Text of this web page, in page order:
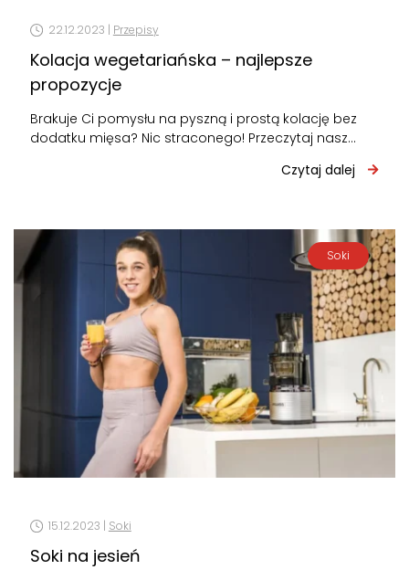
22.12.2023 | Przepisy
Kolacja wegetariańska – najlepsze
propozycje
Brakuje Ci pomysłu na pyszną i prostą kolację bez
dodatku mięsa? Nic straconego! Przeczytaj nasz
Czytaj dalej
Soki
15.12.2023 | Soki
Soki na jesień